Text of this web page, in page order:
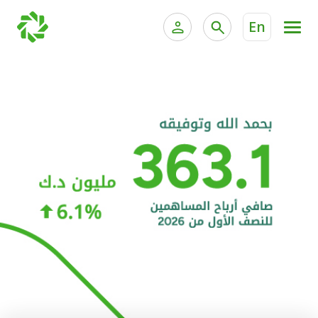
En
الخدمات المصرفية الإلكترونية للشركات
خدمة "بيتك" للتداول الإلكتروني
الحسابات المصرفية
البطاقات
"برامج العملاء"